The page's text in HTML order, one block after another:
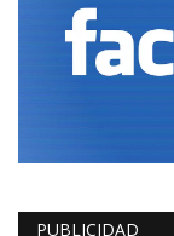
PUBLICIDAD